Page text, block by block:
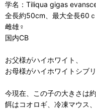
学名：Tiliqua gigas
全長約50cm、最大全長60
雌雄♀
国内CB
お父様がハイホワイト、
お母様がハイホワイトシブ
今現在、この子の大きさは
餌はコオロギ、冷凍マウス